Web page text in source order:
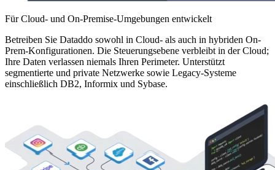
Für Cloud- und On-Premise-Umgebungen entwickelt
Betreiben Sie Dataddo sowohl in Cloud- als auch in hybriden On-
Prem-Konfigurationen. Die Steuerungsebene verbleibt in der Cloud;
Ihre Daten verlassen niemals Ihren Perimeter. Unterstützt
segmentierte und private Netzwerke sowie Legacy-Systeme
einschließlich DB2, Informix und Sybase.